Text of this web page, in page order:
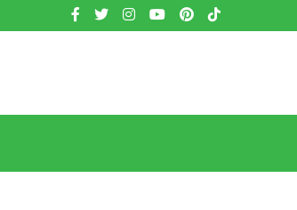
al
Redes
sociales